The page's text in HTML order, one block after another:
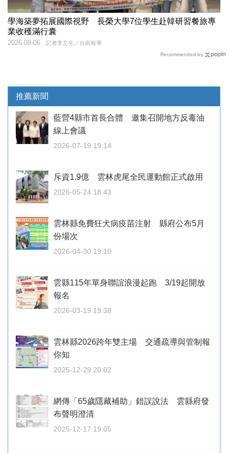
學海築夢拓展國際視野 長榮大學7位學生赴韓研習餐旅專
業收穫滿行囊
記者李文生／台南報導
2026-08-06
Recommended by
推薦新聞
藍營4縣市首長合體 邀集召開地方反毒油
線上會議
2026-07-19 19:14
斥資1.9億 雲林虎尾全民運動館正式啟用
2026-05-24 18:43
雲林縣免費狂犬病疫苗注射 縣府公布5月
份場次
2026-04-30 19:10
雲縣115年單身聯誼浪漫起跑 3/19起開放
報名
2026-03-19 19:38
雲林縣2026跨年雙主場 交通疏導與管制報
你知
2025-12-29 20:02
網傳「65歲隱藏補助」錯誤說法 雲縣府發
布聲明澄清
2025-12-17 19:05